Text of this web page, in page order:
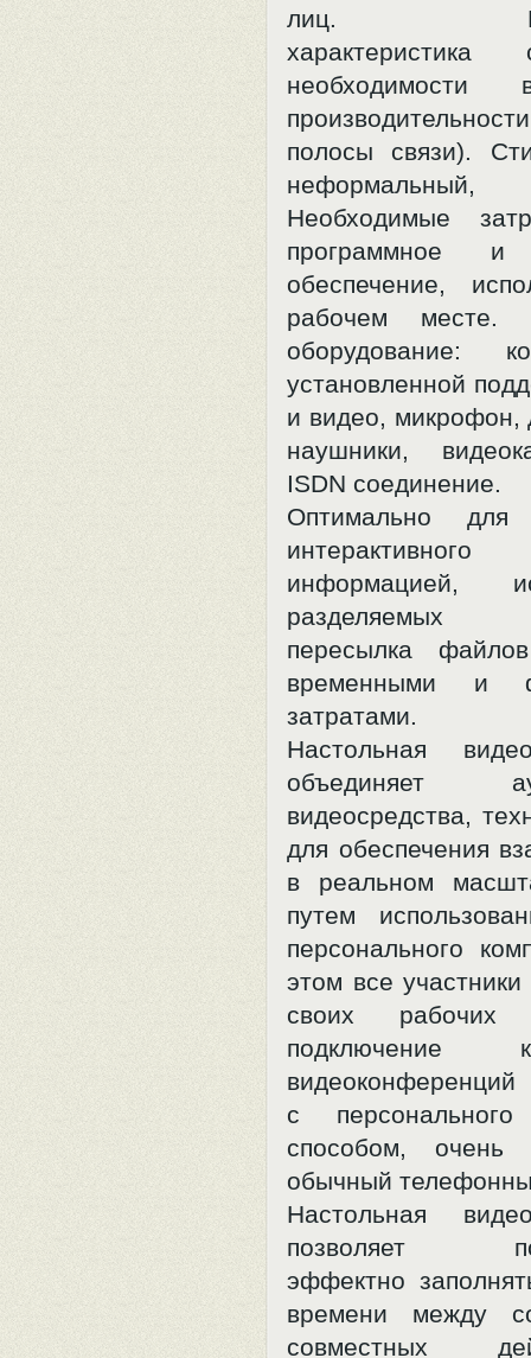
лиц.
полосы связи).
неформальный,
Необходимые
программное и
обеспечение,
рабочем месте.
оборудование:
установленной
и видео, микрофон,
наушники,
ISDN соединение.
Оптимально для
информацией,
разделяемых
пересылка
временными и
затратами.
Настольная
объединяет
видеосредства,
для обеспечения
в реальном
путем
персонального
этом все
своих
подключение
видеоконференций
с персонального
способом,
обычный
Настольная
позволяет
эффектно
времени между
совместных